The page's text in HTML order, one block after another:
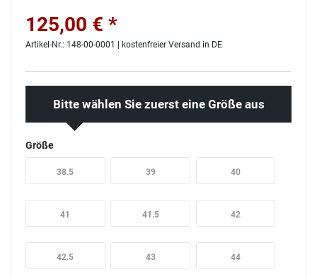
125,00 € *
Artikel-Nr.: 148-00-0001 | kostenfreier Versand in DE
Bitte wählen Sie zuerst eine Größe aus
Größe
38.5 39 40
41 41.5 42
42.5 43 44